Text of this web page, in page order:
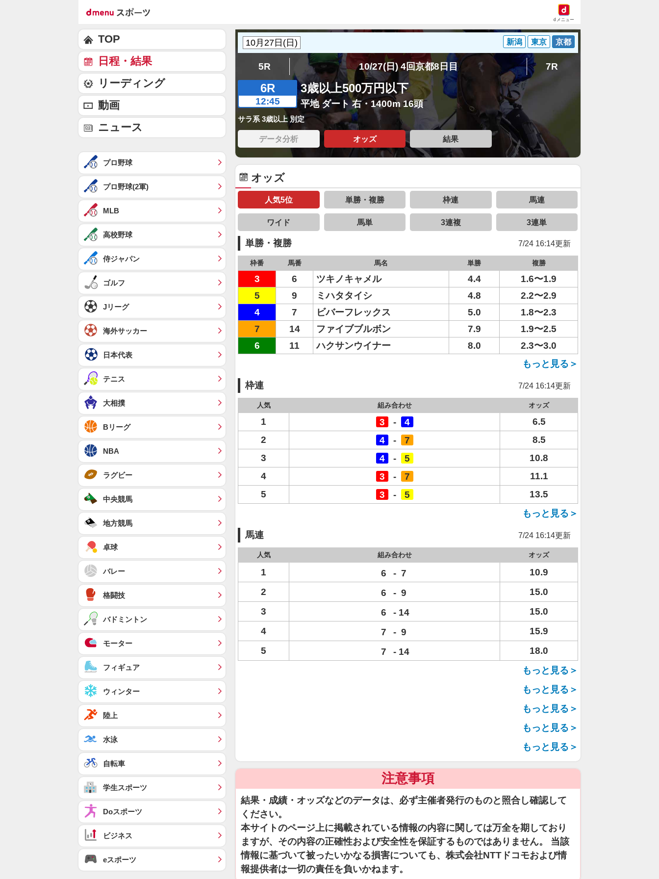
dメニュー
新潟 東京 京都
5R 10/27(日) 4回京都8日目 7R
6R
12:45
3歳以上500万円以下
平地 ダート 右・1400m 16頭
サラ系 3歳以上 別定
データ分析 オッズ 結果
オッズ
人気5位 単勝・複勝 枠連 馬連
ワイド 馬単 3連複 3連単
単勝・複勝 7/24 16:14更新
枠番 馬番 馬名 単勝 複勝
3 6 ツキノキャメル 4.4
1.6〜1.9
5
9 ミハタタイシ 4.8
2.2〜2.9
4
7 ビバーフレックス 5.0
1.8〜2.3
7
14 ファイブブルボン 7.9
1.9〜2.5
6
11 ハクサンウイナー 8.0
2.3〜3.0
もっと見る＞
枠連 7/24 16:14更新
人気 組み合わせ オッズ
1 3 - 4
6.5
2
4 - 7
8.5
3
4 - 5
10.8
4
3 - 7
11.1
5
3 - 5
13.5
もっと見る＞
馬連 7/24 16:14更新
人気 組み合わせ オッズ
1 6 - 7
10.9
2
6 - 9
15.0
3
6 - 14
15.0
4
7 - 9
15.9
5
7 - 14
18.0
もっと見る＞
もっと見る＞
もっと見る＞
もっと見る＞
もっと見る＞
注意事項
結果・成績・オッズなどのデータは、必ず主催者発行のものと照合し確認して
ください。
本サイトのページ上に掲載されている情報の内容に関しては万全を期しており
ますが、その内容の正確性および安全性を保証するものではありません。 当該
情報に基づいて被ったいかなる損害についても、株式会社NTTドコモおよび情
報提供者は一切の責任を負いかねます。
TOP
日程・結果
リーディング
動画
ニュース
プロ野球
プロ野球(2軍)
MLB
高校野球
侍ジャパン
ゴルフ
Jリーグ
海外サッカー
日本代表
テニス
大相撲
Bリーグ
NBA
ラグビー
中央競馬
地方競馬
卓球
バレー
格闘技
バドミントン
モーター
フィギュア
ウィンター
陸上
水泳
自転車
学生スポーツ
Doスポーツ
ビジネス
eスポーツ